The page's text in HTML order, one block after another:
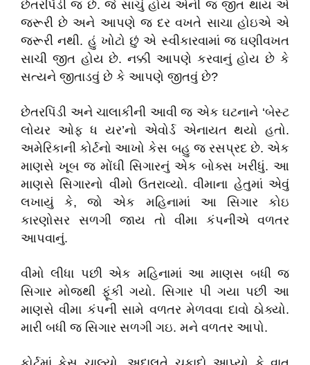
છેતરપિંડી જ છે. જે સાચું હોય એની જ જીત થાય એ
જરૂરી છે અને આપણે જ દર વખતે સાચા હોઇએ એ
જરૂરી નથી. હું ખોટો છું એ સ્વીકારવામાં જ ઘણીવખત
સાચી જીત હોય છે. નક્કી આપણે કરવાનું હોય છે કે
સત્યને જીતાડવું છે કે આપણે જીતવું છે?
છેતરપિંડી અને ચાલાકીની આવી જ એક ઘટનાને ‘બેસ્ટ
લોયર ઓફ ધ યર’નો એવોર્ડ એનાયત થયો હતો.
અમેરિકાની કોર્ટનો આખો કેસ બહુ જ રસપ્રદ છે. એક
માણસે ખૂબ જ મોંઘી સિગારનું એક બોક્સ ખરીધું. આ
માણસે સિગારનો વીમો ઉતરાવ્યો. વીમાના હેતુમાં એવું
લખાયું કે, જો એક મહિનામાં આ સિગાર કોઇ
કારણોસર સળગી જાય તો વીમા કંપનીએ વળતર
આપવાનું.
વીમો લીધા પછી એક મહિનામાં આ માણસ બધી જ
સિગાર મોજથી ફૂંકી ગયો. સિગાર પી ગયા પછી આ
માણસે વીમા કંપની સામે વળતર મેળવવા દાવો ઠોક્યો.
મારી બધી જ સિગાર સળગી ગઇ. મને વળતર આપો.